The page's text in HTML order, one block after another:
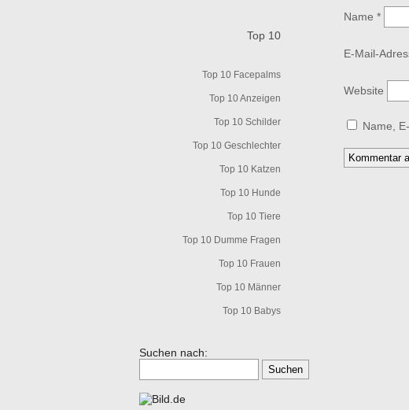
Top 10
Top 10 Facepalms
Top 10 Anzeigen
Top 10 Schilder
Top 10 Geschlechter
Top 10 Katzen
Top 10 Hunde
Top 10 Tiere
Top 10 Dumme Fragen
Top 10 Frauen
Top 10 Männer
Top 10 Babys
Suchen nach:
Name *
E-Mail-
Website
Name,